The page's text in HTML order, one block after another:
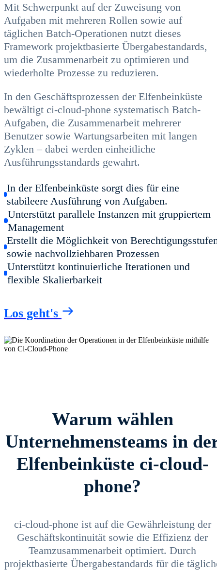
Mit Schwerpunkt auf der Zuweisung von
Aufgaben mit mehreren Rollen sowie auf
täglichen Batch-Operationen nutzt dieses
Framework projektbasierte Übergabestandards,
um die Zusammenarbeit zu optimieren und
wiederholte Prozesse zu reduzieren.
In den Geschäftsprozessen der Elfenbeinküste
bewältigt ci-cloud-phone systematisch Batch-
Aufgaben, die Zusammenarbeit mehrerer
Benutzer sowie Wartungsarbeiten mit langen
Zyklen – dabei werden einheitliche
Ausführungsstandards gewahrt.
In der Elfenbeinküste sorgt dies für eine
stabileere Ausführung von Aufgaben.
Unterstützt parallele Instanzen mit gruppiertem
Management
Erstellt die Möglichkeit von
sowie nachvollziehbaren Prozessen
Unterstützt kontinuierliche Iterationen und
flexible Skalierbarkeit
Los geht's
Warum wählen
Unternehmensteams in
Elfenbeinküste ci-cloud-
phone?
ci-cloud-phone ist auf die Gewährleistung der
Geschäftskontinuität sowie die Effizienz der
Teamzusammenarbeit optimiert. Durch
projektbasierte Übergabestandards für die